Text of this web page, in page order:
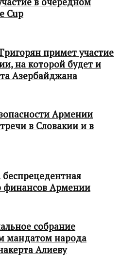
Cup
примет участие
на которой будет и
Азербайджана
Армении
в Словакии и в
финансов Армении
собрание
мандатом народа
Алиеву